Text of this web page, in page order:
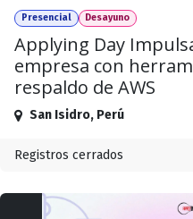
Presencial Desayuno
Applying Day
empresa con
respaldo de AWS
San Isidro, Perú
Registros cerrados